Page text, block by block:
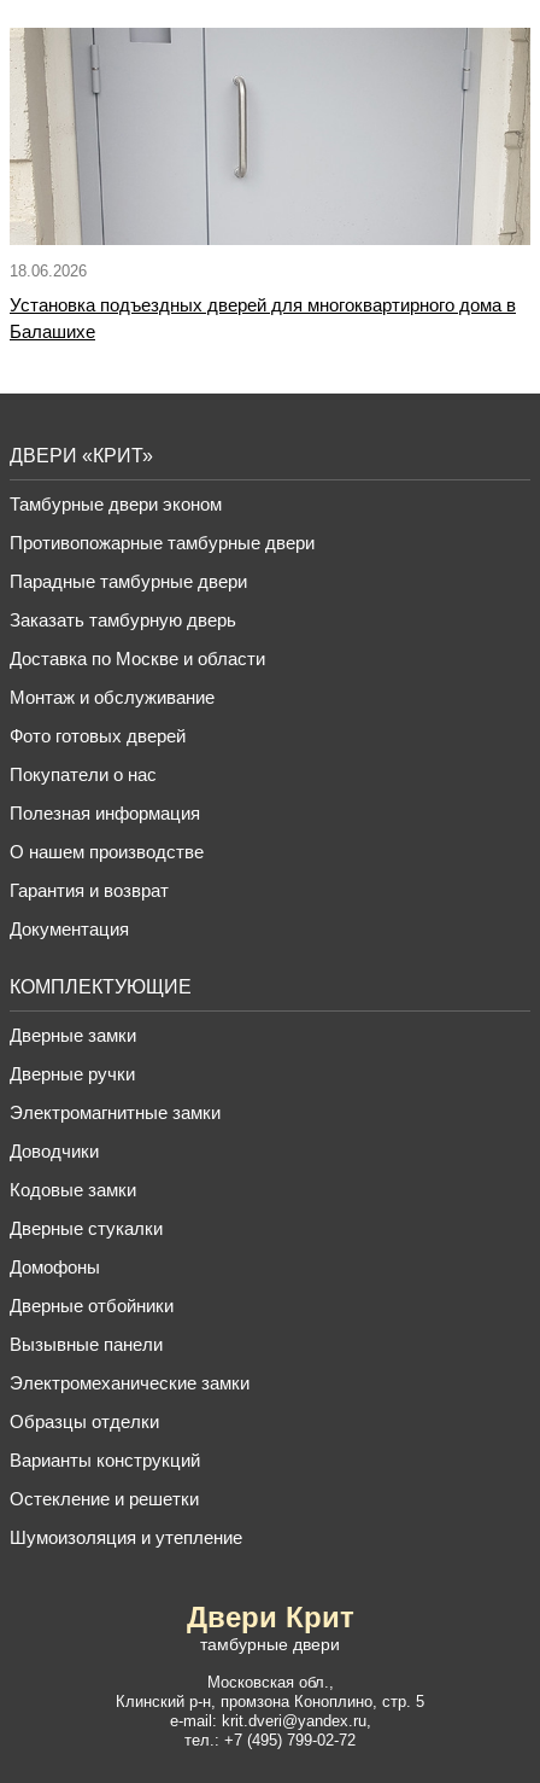
18.06.2026
Установка подъездных дверей для многоквартирного дома в
Балашихе
Двери Крит
тамбурные двери
Московская обл.,
Клинский р-н промзона Коноплино, стр. 5
e-mail: krit.dveri@yandex.ru,
тел.: +7 (495) 799-02-72
ДВЕРИ «КРИТ»
Тамбурные двери эконом
Противопожарные тамбурные двери
Парадные тамбурные двери
Заказать тамбурную дверь
Доставка по Москве и области
Монтаж и обслуживание
Фото готовых дверей
Покупатели о нас
Полезная информация
О нашем производстве
Гарантия и возврат
Документация
КОМПЛЕКТУЮЩИЕ
Дверные замки
Дверные ручки
Электромагнитные замки
Доводчики
Кодовые замки
Дверные стукалки
Домофоны
Дверные отбойники
Вызывные панели
Электромеханические замки
Образцы отделки
Варианты конструкций
Остекление и решетки
Шумоизоляция и утепление